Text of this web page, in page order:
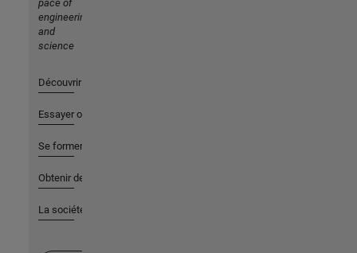
pace of
engineering
and
science
Découvrir les produits
Essayer ou acheter
Se former
Obtenir de l'aide
La société